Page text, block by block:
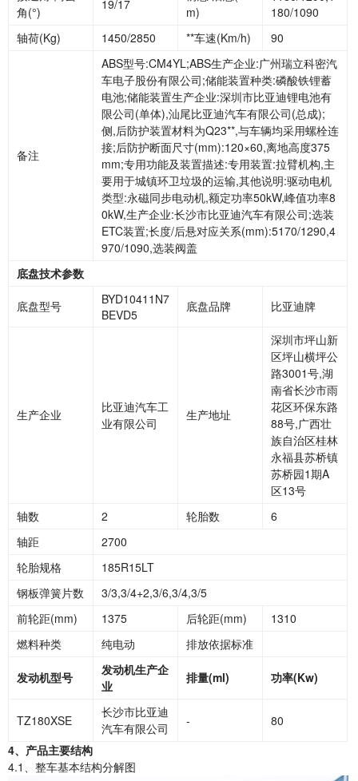
角(°)
19/17
m)
180/1090
轴荷(Kg)
1450/2850 **车速(Km/h) 90
备注
ABS型号:CM4YL;ABS生产企业:广州瑞立科密汽
车电子股份有限公司;储能装置种类:磷酸铁锂蓄
电池;储能装置生产企业:深圳市比亚迪锂电池有
限公司(单体),汕尾比亚迪汽车有限公司(总成);
侧,后防护装置材料为Q23**,与车辆均采用螺栓连
接;后防护断面尺寸(mm):120×60,离地高度375
mm;专用功能及装置描述:专用装置:拉臂机构,主
要用于城镇环卫垃圾的运输,其他说明:驱动电机
类型:永磁同步电动机,额定功率50kW,峰值功率8
0kW,生产企业:长沙市比亚迪汽车有限公司;选装
ETC装置;长度/后悬对应关系(mm):5170/1290,4
970/1090,选装阀盖
底盘技术参数
底盘型号
BYD10411N7
BEVD5
底盘品牌 比亚迪牌
生产企业
比亚迪汽车工
业有限公司
生产地址
深圳市坪山新
区坪山横坪公
路3001号,湖
南省长沙市雨
花区环保东路
88号,广西壮
族自治区桂林
永福县苏桥镇
苏桥园1期A
区13号
轴数
2 轮胎数
6
轴距
2700
轮胎规格
185R15LT
钢板弹簧片数
3/3,3/4+2,3/6,3/4,3/5
前轮距(mm)
1375 后轮距(mm)
1310
燃料种类
纯电动 排放依据标准
发动机型号
发动机生产企
业
排量(ml) 功率(Kw)
TZ180XSE
长沙市比亚迪
汽车有限公司
-
80
4、产品主要结构
4.1、整车基本结构分解图